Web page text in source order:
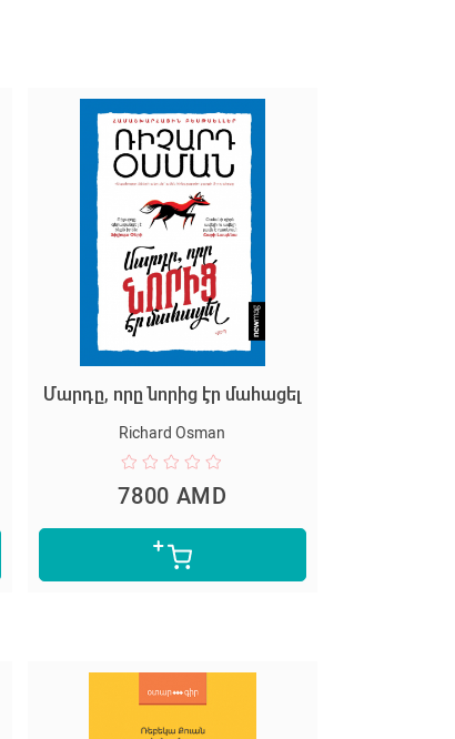
Մարդը, որը նորից էր մահացել
Richard Osman
7800 AMD